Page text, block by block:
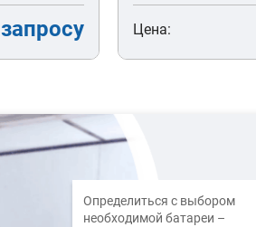
Цена:
Определиться с выбором
необходимой батареи –